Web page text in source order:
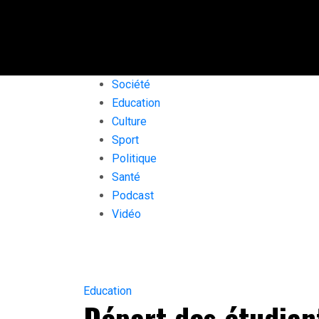
Société
Education
Culture
Sport
Politique
Santé
Podcast
Vidéo
Education